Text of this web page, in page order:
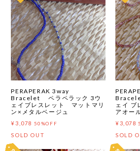
PERAPERAK 3way
Bracelet ペラペラック 3ウ
ェイブレスレット マットマリ
ン×メタルベージュ
¥3,078 50%OFF
SOLD OUT
ェイ
アオー
¥3,078
SOLD